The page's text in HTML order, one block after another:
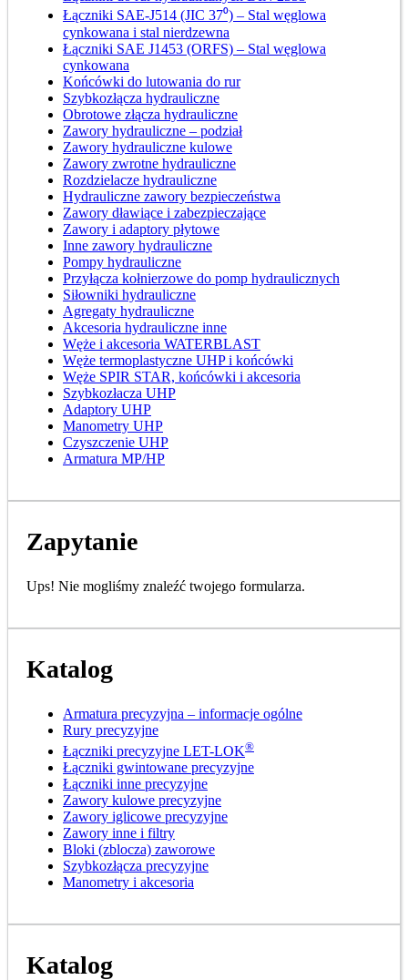
Łączniki SAE-J514 (JIC 37⁰) – Stal węglowa
cynkowana i stal nierdzewna
Łączniki SAE J1453 (ORFS) – Stal węglowa
cynkowana
Końcówki do lutowania do rur
Szybkozłącza hydrauliczne
Obrotowe złącza hydrauliczne
Zawory hydrauliczne – podział
Zawory hydrauliczne kulowe
Zawory zwrotne hydrauliczne
Rozdzielacze hydrauliczne
Hydrauliczne zawory bezpieczeństwa
Zawory dławiące i zabezpieczające
Zawory i adaptory płytowe
Inne zawory hydrauliczne
Pompy hydrauliczne
Przyłącza kołnierzowe do pomp hydraulicznych
Siłowniki hydrauliczne
Agregaty hydrauliczne
Akcesoria hydrauliczne inne
Węże i akcesoria WATERBLAST
Węże termoplastyczne UHP i końcówki
Węże SPIR STAR, końcówki i akcesoria
Szybkozłacza UHP
Adaptory UHP
Manometry UHP
Czyszczenie UHP
Armatura MP/HP
Zapytanie
Ups! Nie mogliśmy znaleźć twojego formularza.
Katalog
Armatura precyzyjna – informacje ogólne
Rury precyzyjne
Łączniki precyzyjne LET-LOK®
Łączniki gwintowane precyzyjne
Łączniki inne precyzyjne
Zawory kulowe precyzyjne
Zawory iglicowe precyzyjne
Zawory inne i filtry
Bloki (zblocza) zaworowe
Szybkozłącza precyzyjne
Manometry i akcesoria
Katalog